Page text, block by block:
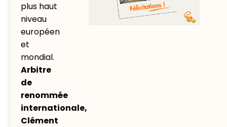
plus haut
niveau
européen
et
mondial.
Arbitre
de
renommée
internationale,
Clément